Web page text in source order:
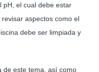
pH, el cual debe estar
aspectos como el
debe ser limpiada y
de este tema, así como